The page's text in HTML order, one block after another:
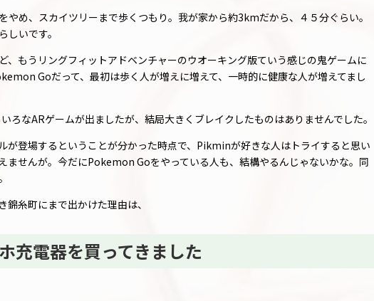
やめ、スカイツリーまで歩くつもり。我が家から約3kmだから、４５分ぐらい。
しいです。
、もうリングフィットアドベンチャーのウオーキング版ていう感じの鬼ゲームに
Goだって、最初は歩く人が増えに増えて、一時的に健康な人が増えてまし
ろなARゲームが出ましたが、結局大きくブレイクしたものはありませんでした。
登場するということが分かった時点で、Pikminが好きな人はトライすると思い
ませんが。今だにPokemon Goをやっている人も、結構やるんじゃないかな。同
錦糸町にまで出かけた理由は、
充電器を買ってきました